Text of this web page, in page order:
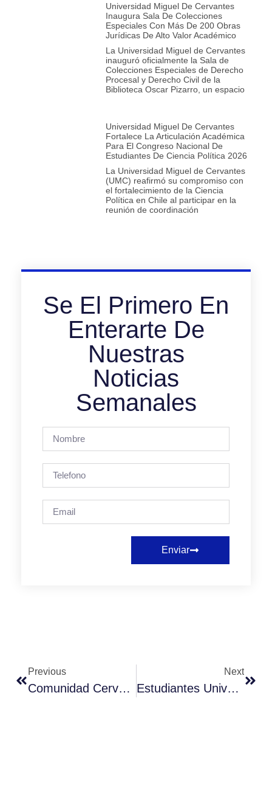
Universidad Miguel De Cervantes
Inaugura Sala De Colecciones
Especiales Con Más De 200 Obras
Jurídicas De Alto Valor Académico
La Universidad Miguel de Cervantes
inauguró oficialmente la Sala de
Colecciones Especiales de Derecho
Procesal y Derecho Civil de la
Biblioteca Oscar Pizarro, un espacio
Universidad Miguel De Cervantes
Fortalece La Articulación Académica
Para El Congreso Nacional De
Estudiantes De Ciencia Política 2026
La Universidad Miguel de Cervantes
(UMC) reafirmó su compromiso con
el fortalecimiento de la Ciencia
Política en Chile al participar en la
reunión de coordinación
Se El Primero En
Enterarte De
Nuestras
Noticias
Semanales
Enviar
Previous
Comunidad Cervantina Participa Y Aporta En Rediseño De Plan Estratégico 2023-2027
Next
Estudiantes Universidad Miguel De Cervantes Finalizan Con Éxito Sus Procesos Formativos